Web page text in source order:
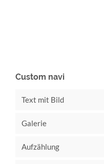
Custom navi
Text mit Bild
Galerie
Aufzählung